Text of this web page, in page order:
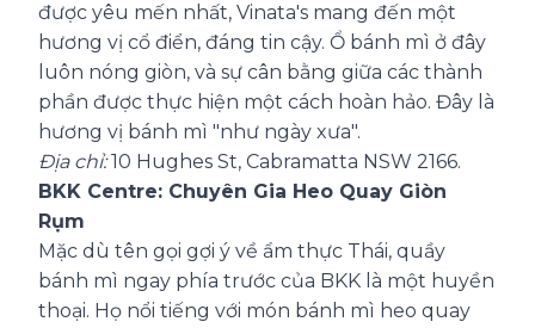
được yêu mến nhất, Vinata's mang đến một
hương vị cổ điển, đáng tin cậy. Ổ bánh mì ở đây
luôn nóng giòn, và sự cân bằng giữa các thành
phần được thực hiện một cách hoàn hảo. Đây là
hương vị bánh mì "như ngày xưa".
Địa chỉ:10 Hughes St, Cabramatta NSW 2166.
BKK Centre: Chuyên Gia Heo Quay Giòn
Rụm
Mặc dù tên gọi gợi ý về ẩm thực Thái, quầy
bánh mì ngay phía trước của BKK là một huyền
thoại. Họ nổi tiếng với món bánh mì heo quay